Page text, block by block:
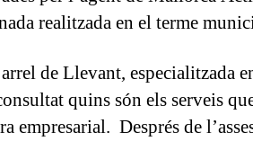
realitzada en el terme
de Llevant, especialitzada
quins són els serveis
empresarial. Després de